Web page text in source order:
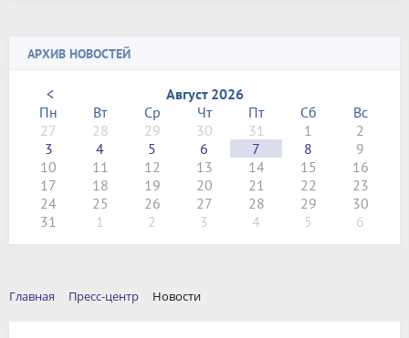
АРХИВ НОВОСТЕЙ
<
Август 2026
Пн
Вт Ср Чт Пт Сб
Вс
27
28 29 30 31 1
2
3
4 5 6 7 8
9
10
11 12 13 14 15
16
17
18 19 20 21 22
23
24
25 26 27 28 29
30
31
1 2 3 4 5 6
Главная Пресс-центр Новости